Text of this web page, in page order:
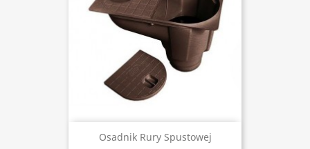
Osadnik Rury Spustowej